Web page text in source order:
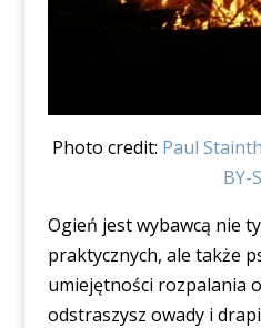
Photo credit: Paul
BY-
Ogień jest wybawcą nie
praktycznych, ale także
umiejętności rozpalania
odstraszysz owady i